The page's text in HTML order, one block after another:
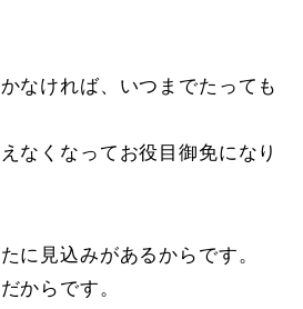
なければ、いつまでたっても
なくなってお役目御免になり
に見込みがあるからです。
からです。